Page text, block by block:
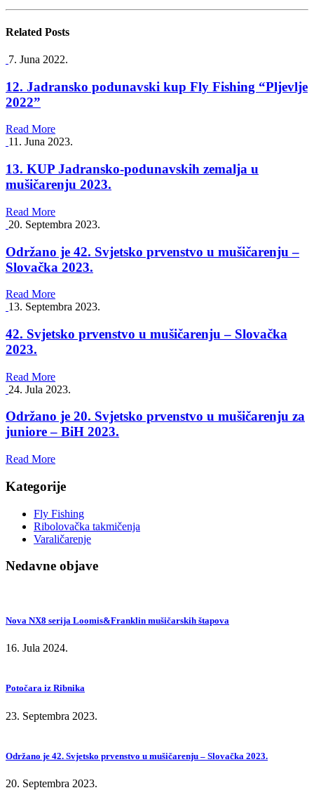
Related Posts
7. Juna 2022.
12. Jadransko podunavski kup Fly Fishing “Pljevlje
2022”
Read More
11. Juna 2023.
13. KUP Jadransko-podunavskih zemalja u
mušičarenju 2023.
Read More
20. Septembra 2023.
Održano je 42. Svjetsko prvenstvo u mušičarenju –
Slovačka 2023.
Read More
13. Septembra 2023.
42. Svjetsko prvenstvo u mušičarenju – Slovačka
2023.
Read More
24. Jula 2023.
Održano je 20. Svjetsko prvenstvo u mušičarenju za
juniore – BiH 2023.
Read More
Kategorije
Fly Fishing
Ribolovačka takmičenja
Varaličarenje
Nedavne objave
Nova NX8 serija Loomis&Franklin mušičarskih štapova
16. Jula 2024.
Potočara iz Ribnika
23. Septembra 2023.
Održano je 42. Svjetsko prvenstvo u mušičarenju – Slovačka 2023.
20. Septembra 2023.